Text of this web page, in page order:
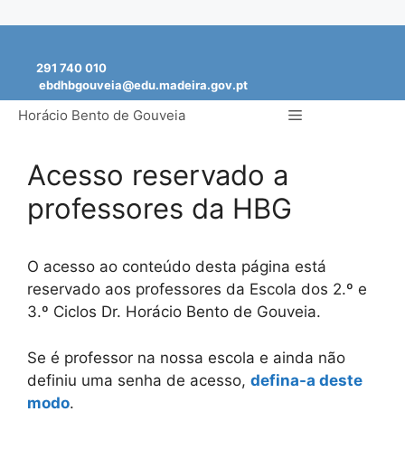
conteúdo
291 740 010
ebdhbgouveia@edu.madeira.gov.pt
Horácio Bento de Gouveia Menu
Acesso reservado a
professores da HBG
O acesso ao conteúdo desta página está
reservado aos professores da Escola dos 2.º e
3.º Ciclos Dr. Horácio Bento de Gouveia.
Se é professor na nossa escola e ainda não
definiu uma senha de acesso, defina-a deste
modo.